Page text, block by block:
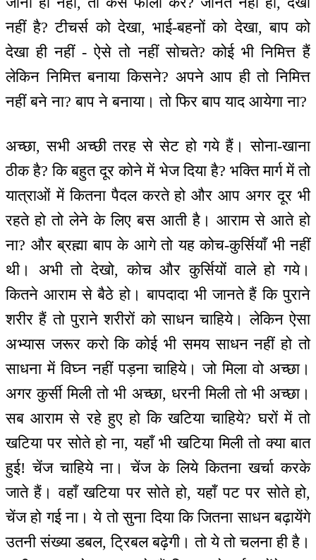
नहीं है? टीचर्स को देखा, भाई-बहनों को देखा, बाप को
देखा ही नहीं - ऐसे तो नहीं सोचते? कोई भी निमित्त हैं
लेकिन निमित्त बनाया किसने? अपने आप ही तो निमित्त
नहीं बने ना? बाप ने बनाया। तो फिर बाप याद आयेगा ना?
अच्छा, सभी अच्छी तरह से सेट हो गये हैं। सोना-खाना
ठीक है? कि बहुत दूर कोने में भेज दिया है? भक्ति मार्ग में तो
यात्राओं में कितना पैदल करते हो और आप अगर दूर भी
रहते हो तो लेने के लिए बस आती है। आराम से आते हो
ना? और ब्रह्मा बाप के आगे तो यह कोच-कुर्सियाँ भी नहीं
थी। अभी तो देखो, कोच और कुर्सियों वाले हो गये।
कितने आराम से बैठे हो। बापदादा भी जानते हैं कि पुराने
शरीर हैं तो पुराने शरीरों को साधन चाहिये। लेकिन ऐसा
अभ्यास जरूर करो कि कोई भी समय साधन नहीं हो तो
साधना में विघ्न नहीं पड़ना चाहिये। जो मिला वो अच्छा।
अगर कुर्सी मिली तो भी अच्छा, धरनी मिली तो भी अच्छा।
सब आराम से रहे हुए हो कि खटिया चाहिये? घरों में तो
खटिया पर सोते हो ना, यहाँ भी खटिया मिली तो क्या बात
हुई! चेंज चाहिये ना। चेंज के लिये कितना खर्चा करके
जाते हैं। वहाँ खटिया पर सोते हो, यहाँ पट पर सोते हो,
चेंज हो गई ना। ये तो सुना दिया कि जितना साधन बढ़ायेंगे
उतनी संख्या डबल, ट्रिबल बढ़ेगी। तो ये तो चलना ही है।